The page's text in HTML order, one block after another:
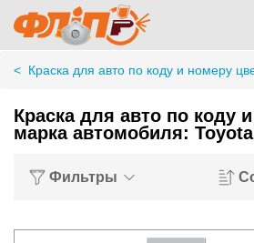
< Краска для авто по коду и номеру
Краска для авто по коду
марка автомобиля: Toyota
Фильтры